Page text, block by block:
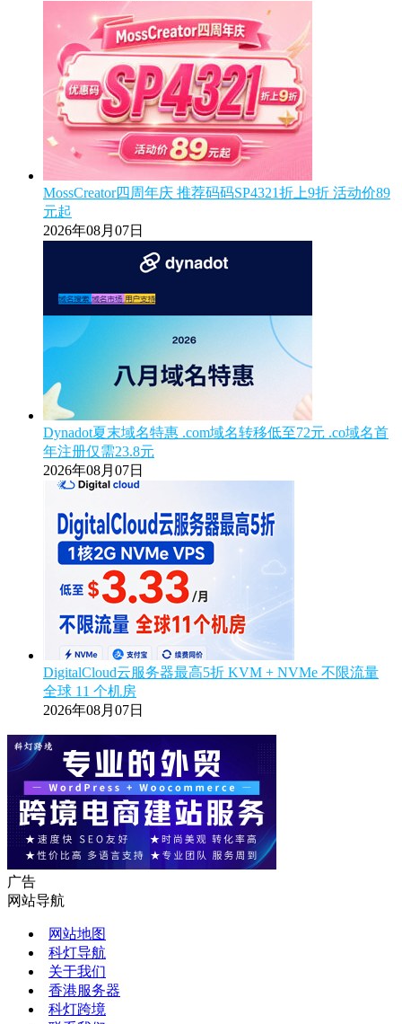
MossCreator四周年庆 推荐码码SP4321折上9折 活动价89
元起
2026年08月07日
Dynadot夏末域名特惠 .com域名转移低至72元 .co域名首
年注册仅需23.8元
2026年08月07日
DigitalCloud云服务器最高5折 KVM + NVMe 不限流量
全球 11 个机房
2026年08月07日
广告
网站导航
网站地图
科灯导航
关于我们
香港服务器
科灯跨境